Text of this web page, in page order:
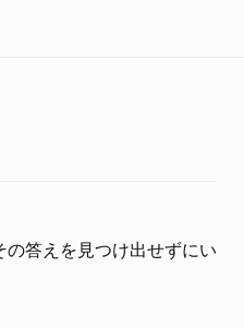
答えを見つけ出せずにい